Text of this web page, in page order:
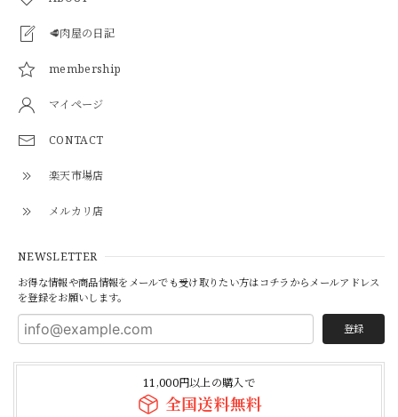
🥩肉屋の日記
membership
マイページ
CONTACT
楽天市場店
メルカリ店
NEWSLETTER
お得な情報や商品情報をメールでも受け取りたい方はコチラからメールアドレス
を登録をお願いします。
登録
11,000円以上の購入で
全国送料無料